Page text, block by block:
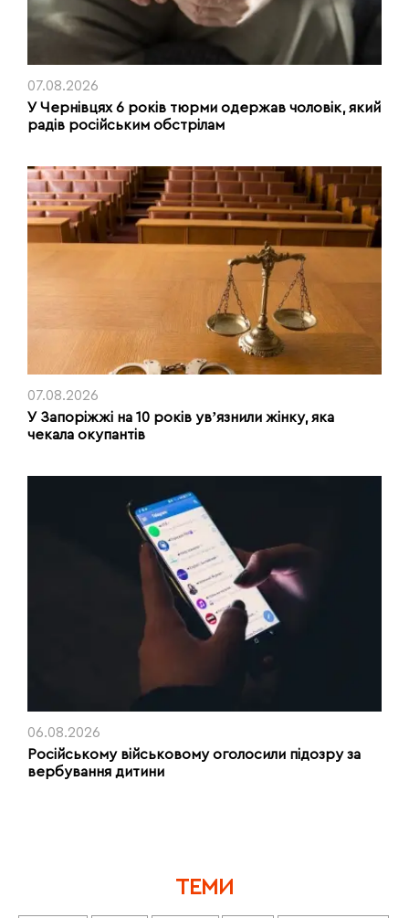
07.08.2026
У Чернівцях 6 років тюрми одержав чоловік, який
радів російським обстрілам
07.08.2026
У Запоріжжі на 10 років увʼязнили жінку, яка
чекала окупантів
06.08.2026
Російському військовому оголосили підозру за
вербування дитини
ТЕМИ